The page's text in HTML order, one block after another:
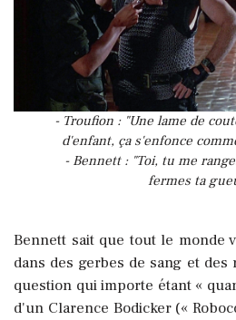
- Troufion : "Une lame de
d'enfant, ça s'enfonce
- Bennett : "Toi, tu me
fermes ta
Bennett sait que tout le monde
dans des gerbes de sang et des
question qui importe étant «
d'un Clarence Bodicker («